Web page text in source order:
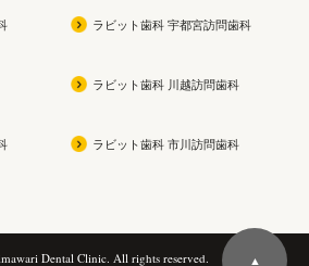
ラビット歯科 宇都宮訪問歯科
ラビット歯科 川越訪問歯科
ラビット歯科 市川訪問歯科
Dental Clinic. All rights reserved. ▲